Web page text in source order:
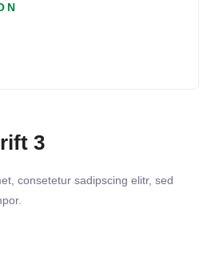
3
consetetur sadipscing elitr, sed